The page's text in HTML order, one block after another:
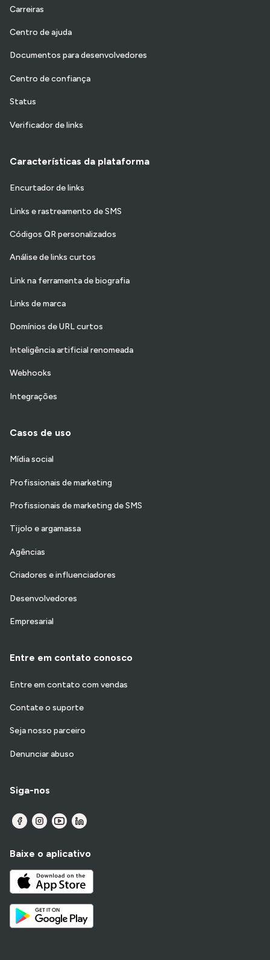
Carreiras
Centro de ajuda
Documentos para desenvolvedores
Centro de confiança
Status
Verificador de links
Características da plataforma
Encurtador de links
Links e rastreamento de SMS
Códigos QR personalizados
Análise de links curtos
Link na ferramenta de biografia
Links de marca
Domínios de URL curtos
Inteligência artificial renomeada
Webhooks
Integrações
Casos de uso
Mídia social
Profissionais de marketing
Profissionais de marketing de SMS
Tijolo e argamassa
Agências
Criadores e influenciadores
Desenvolvedores
Empresarial
Entre em contato conosco
Entre em contato com vendas
Contate o suporte
Seja nosso parceiro
Denunciar abuso
Siga-nos
Baixe o aplicativo